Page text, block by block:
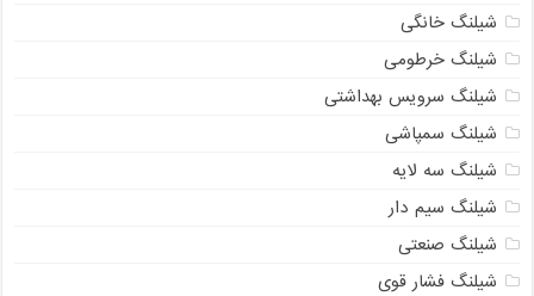
شیلنگ خانگی
شیلنگ خرطومی
شیلنگ سرویس بهداشتی
شیلنگ سمپاشی
شیلنگ سه لایه
شیلنگ سیم دار
شیلنگ صنعتی
شیلنگ فشار قوی